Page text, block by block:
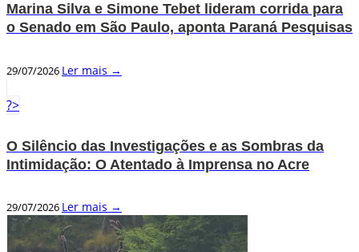
Marina Silva e Simone Tebet lideram corrida para
o Senado em São Paulo, aponta Paraná Pesquisas
29/07/2026 Ler mais →
?>
O Silêncio das Investigações e as Sombras da
Intimidação: O Atentado à Imprensa no Acre
29/07/2026 Ler mais →